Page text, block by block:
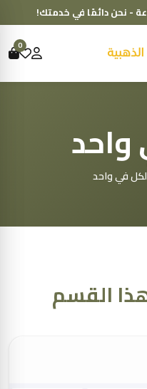
- نحن دائمًا في خدمتك!
0
في واحد
القسم